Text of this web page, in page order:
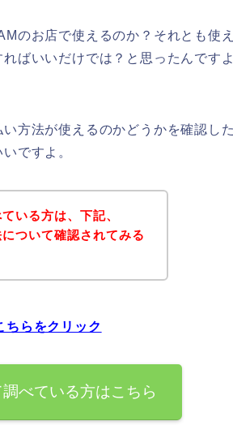
のお店で使えるのか？それとも使
ばいいだけでは？と思ったんですよ
方法が使えるのかどうかを確認し
ですよ。
いる方は、下記、
ついて確認されてみる
らをクリック
べている方はこちら